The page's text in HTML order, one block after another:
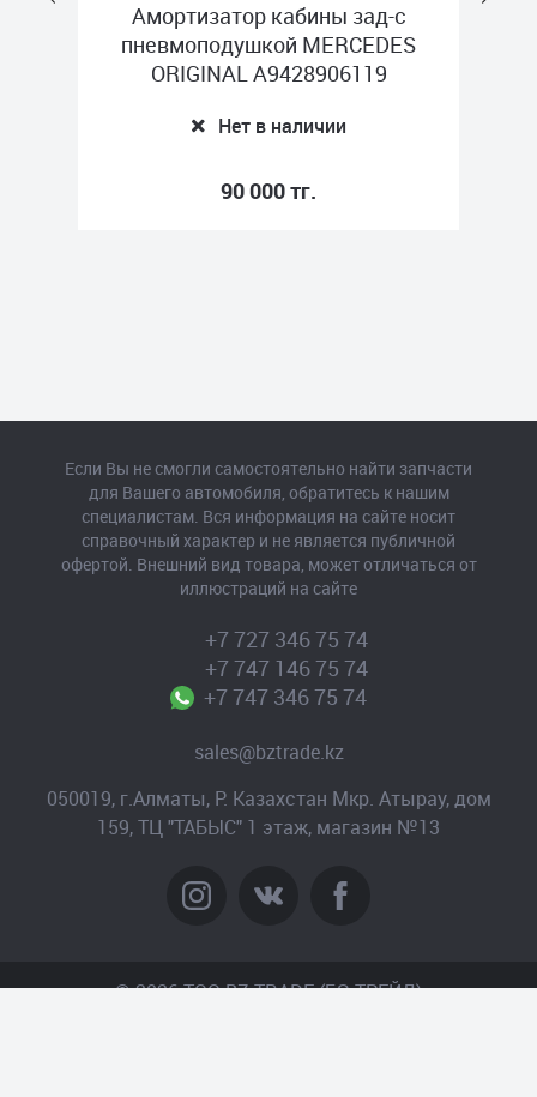
Амортизатор кабины зад-c
пневмоподушкой MERCEDES
ORIGINAL A9428906119
Нет в наличии
90 000 тг.
+7 727 346 75 74
+7 747 146 75 74
+7 747 346 75 74
sales@bztrade.kz
050019, г.Алматы, Р. Казахстан Мкр. Атырау, дом
159, ТЦ "ТАБЫС" 1 этаж, магазин №13
Если Вы не смогли самостоятельно найти запчасти
для Вашего автомобиля, обратитесь к нашим
специалистам. Вся информация на сайте носит
справочный характер и не является публичной
офертой. Внешний вид товара, может отличаться от
иллюстраций на сайте
© 2026 TOO BZ-TRADE (БЗ-ТРЕЙД)